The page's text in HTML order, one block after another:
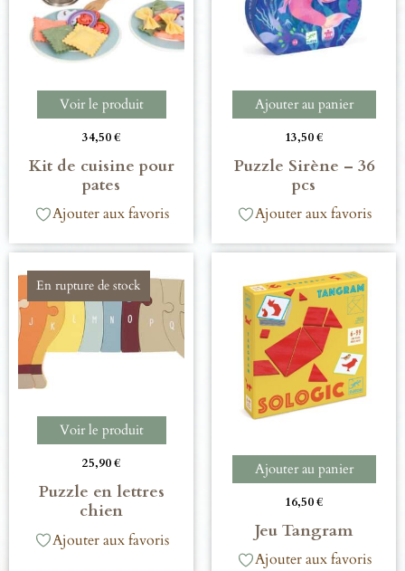
Voir le produit
34,50€
Kit de cuisine pour
pates
Ajouter aux favoris
Ajouter au panier
13,50€
Puzzle Sirène – 36
pcs
Ajouter aux favoris
En rupture de stock
Voir le produit
25,90€
Puzzle en lettres
chien
Ajouter aux favoris
Ajouter au panier
16,50€
Jeu Tangram
Ajouter aux favoris